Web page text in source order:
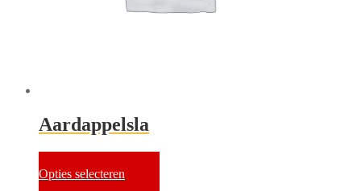
Aardappelsla
Opties selecteren